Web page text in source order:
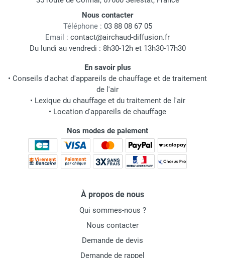
Nous contacter
Téléphone : 03 88 08 67 05
Email : contact@airchaud-diffusion.fr
Du lundi au vendredi : 8h30-12h et 13h30-17h30
En savoir plus
• Conseils d'achat d'appareils de chauffage et de traitement
de l'air
• Lexique du chauffage et du traitement de l'air
• Location d'appareils de chauffage
Nos modes de paiement
À propos de nous
Qui sommes-nous ?
Nous contacter
Demande de devis
Demande de rappel